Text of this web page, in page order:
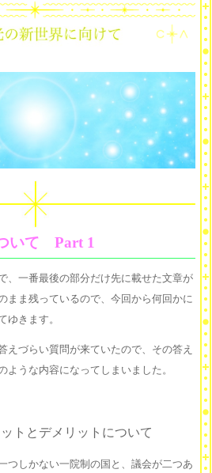
いて Part 1
、一番最後の部分だけ先に載せた文章が
まま残っているので、今回から何回かに
ゆきます。
えづらい質問が来ていたので、その答え
ような内容になってしまいました。
トとデメリットについて
つしかない一院制の国と、議会が二つあ